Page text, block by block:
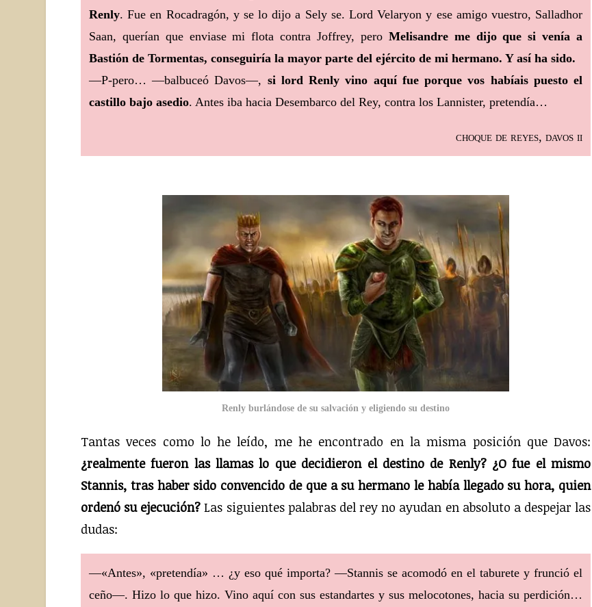
Renly. Fue en Rocadragón, y se lo dijo a Sely se. Lord Velaryon y ese amigo vuestro, Salladhor
Saan, querían que enviase mi flota contra Joffrey, pero Melisandre me dijo que si venía a
Bastión de Tormentas, conseguiría la mayor parte del ejército de mi hermano. Y así ha sido.
—P-pero… —balbuceó Davos—, si lord Renly vino aquí fue porque vos habíais puesto el
castillo bajo asedio. Antes iba hacia Desembarco del Rey, contra los Lannister, pretendía…
choque de reyes, davos ii
Renly burlándose de su salvación y eligiendo su destino
Tantas veces como lo he leído, me he encontrado en la misma posición que Davos:
¿realmente fueron las llamas lo que decidieron el destino de Renly? ¿O fue el mismo
Stannis, tras haber sido convencido de que a su hermano le había llegado su hora, quien
ordenó su ejecución? Las siguientes palabras del rey no ayudan en absoluto a despejar las
dudas:
—«Antes», «pretendía» … ¿y eso qué importa? —Stannis se acomodó en el taburete y frunció el
ceño—. Hizo lo que hizo. Vino aquí con sus estandartes y sus melocotones, hacia su perdición…